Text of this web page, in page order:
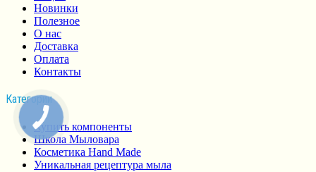
Новинки
Полезное
О нас
Доставка
Оплата
Контакты
Категории
Купить компоненты
Школа Мыловара
Косметика Hand Made
Уникальная рецептура мыла